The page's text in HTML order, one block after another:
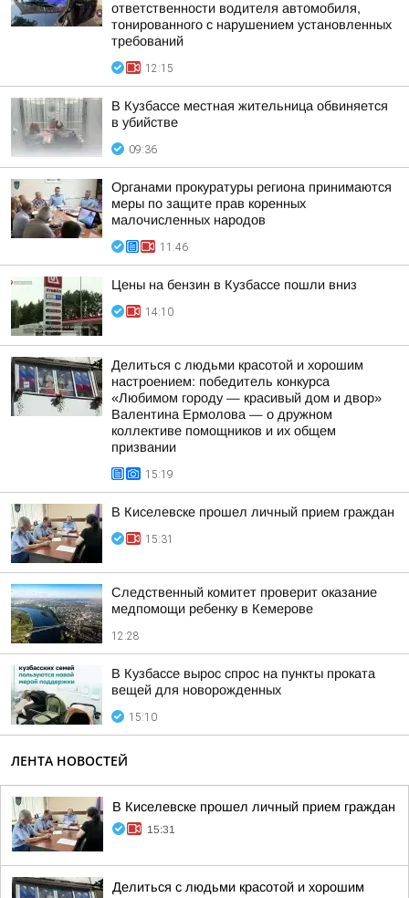
ответственности водителя автомобиля,
тонированного с нарушением установленных
требований
12:15
В Кузбассе местная жительница обвиняется
в убийстве
09:36
Органами прокуратуры региона принимаются
меры по защите прав коренных
малочисленных народов
11:46
Цены на бензин в Кузбассе пошли вниз
14:10
Делиться с людьми красотой и хорошим
настроением: победитель конкурса
«Любимом городу — красивый дом и двор»
Валентина Ермолова — о дружном
коллективе помощников и их общем
призвании
15:19
В Киселевске прошел личный прием граждан
15:31
Следственный комитет проверит оказание
медпомощи ребенку в Кемерове
12:28
В Кузбассе вырос спрос на пункты проката
вещей для новорожденных
15:10
ЛЕНТА НОВОСТЕЙ
В Киселевске прошел личный прием граждан
15:31
Делиться с людьми красотой и хорошим